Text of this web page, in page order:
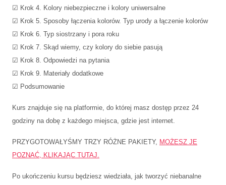
☑ Krok 4. Kolory niebezpieczne i kolory uniwersalne
☑ Krok 5. Sposoby łączenia kolorów. Typ urody a łączenie kolorów
☑ Krok 6. Typ siostrzany i pora roku
☑ Krok 7. Skąd wiemy, czy kolory do siebie pasują
☑ Krok 8. Odpowiedzi na pytania
☑ Krok 9. Materiały dodatkowe
☑ Podsumowanie
Kurs znajduje się na platformie, do której masz dostęp przez 24
godziny na dobę z każdego miejsca, gdzie jest internet.
PRZYGOTOWAŁYŚMY TRZY RÓŻNE PAKIETY, MOŻESZ JE
POZNAĆ, KLIKAJĄC TUTAJ.
Po ukończeniu kursu będziesz wiedziała, jak tworzyć niebanalne